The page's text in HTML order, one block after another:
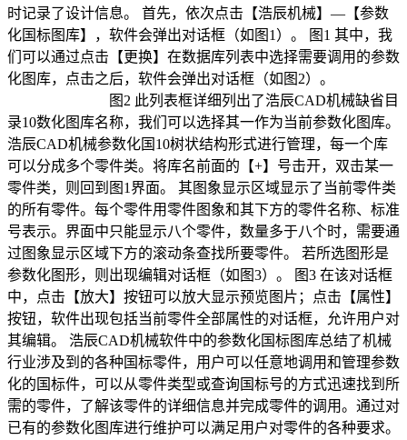
时记录了设计信息。 首先，依次点击【浩辰机械】—【参数
化国标图库】，软件会弹出对话框（如图1）。 图1 其中，我
们可以通过点击【更换】在数据库列表中选择需要调用的参数
化图库，点击之后，软件会弹出对话框（如图2）。
图2 此列表框详细列出了浩辰CAD机械缺省目
录10数化图库名称，我们可以选择其一作为当前参数化图库。
浩辰CAD机械参数化国10树状结构形式进行管理，每一个库
可以分成多个零件类。将库名前面的【+】号击开，双击某一
零件类，则回到图1界面。 其图象显示区域显示了当前零件类
的所有零件。每个零件用零件图象和其下方的零件名称、标准
号表示。界面中只能显示八个零件，数量多于八个时，需要通
过图象显示区域下方的滚动条查找所要零件。 若所选图形是
参数化图形，则出现编辑对话框（如图3）。 图3 在该对话框
中，点击【放大】按钮可以放大显示预览图片；点击【属性】
按钮，软件出现包括当前零件全部属性的对话框，允许用户对
其编辑。 浩辰CAD机械软件中的参数化国标图库总结了机械
行业涉及到的各种国标零件，用户可以任意地调用和管理参数
化的国标件，可以从零件类型或查询国标号的方式迅速找到所
需的零件，了解该零件的详细信息并完成零件的调用。通过对
已有的参数化图库进行维护可以满足用户对零件的各种要求。